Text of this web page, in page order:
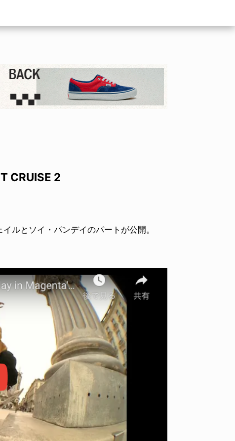
CRUISE 2
ルとソイ・パンデイのパートが公開。